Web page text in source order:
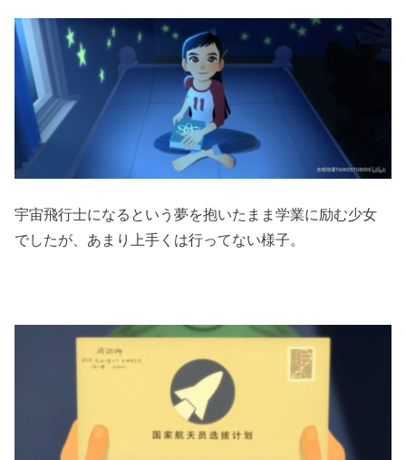
宇宙飛行士になるという夢を抱いたまま学業に励む少女
でしたが、あまり上手くは行ってない様子。